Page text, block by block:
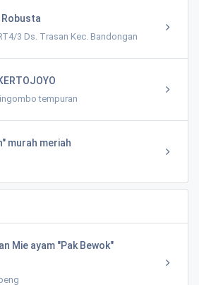
Robusta
3 Ds. Trasan Kec. Bandongan
tempuran
murah meriah
Mie ayam "Pak Bewok"